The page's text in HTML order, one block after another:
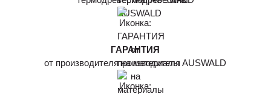
ГАРАНТИЯ
от производителя на материалы AUSWALD